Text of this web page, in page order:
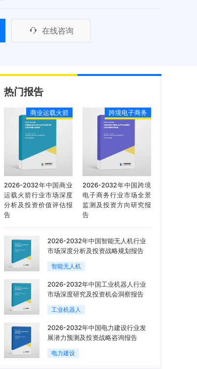
在线咨询
热门报告
商业运载火箭
2026-2032年中国商业
运载火箭行业市场深度
分析及投资价值评估报
告
跨境电子商务
2026-2032年中国跨境
电子商务行业市场全景
监测及投资方向研究报
告
2026-2032年中国智能无人机行业
市场深度分析及投资战略规划报告
智能无人机
2026-2032年中国工业机器人行业
市场深度研究及投资机会洞察报告
工业机器人
2026-2032年中国电力建设行业发
展潜力预测及投资战略咨询报告
电力建设